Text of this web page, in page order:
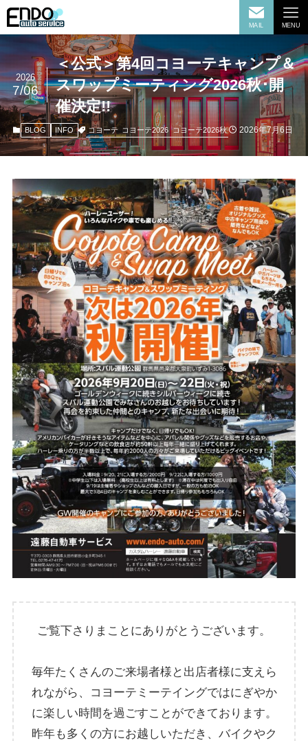
MAIL MENU
＜公式＞第4回コヨーテキャンプ＆
スワップミーティング2026秋･開
催決定!!
2026
7/06
BLOG INFO コヨーテ コヨーテ2026 コヨーテ2026秋 2026年7月6日
ご覧下さりまことにありがとうございます。
毎年たくさんのご来場者様と出店者様に支えら
れながら、コヨーテミーテイングではにぎやか
に楽しい時間を過ごすことができております。
昨年も多くの方にお越しいただき、バイクやク